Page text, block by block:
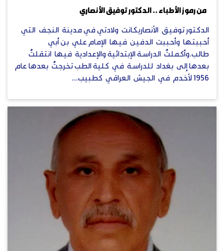
من رموز الأطباء .. الدكتور توفيق الأنصاري
الدكتور توفيق الأنصاريكانت ولادتي في مدينة النجف التي
أحببتها وأحببت الدفين فيها الإمام علي بن أبي
طالب.وأكملتُ الدراسة الإبتدائية والإعدادية فيها انتقلتُ
بعدها إلى بغداد للدراسة في كلية الطب تخرجتُ بعدها عام
1956 لأخدم في الجيش العراقي كطبيب...